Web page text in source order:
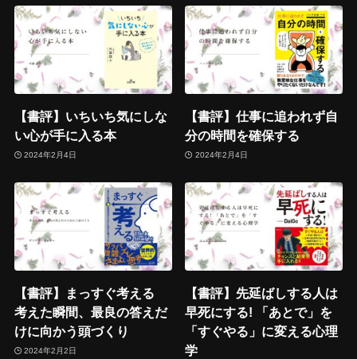
【書評】いちいち気にしな
い心が手に入る本
2024年2月4日
【書評】仕事に追われず自
分の時間を確保する
2024年2月4日
【書評】まっすぐ考える
考えた瞬間、最良の答えだ
けに向かう頭づくり
2024年2月2日
【書評】先延ばしする人は
早死にする! 「あとで」を
「すぐやる」に変える心理
学